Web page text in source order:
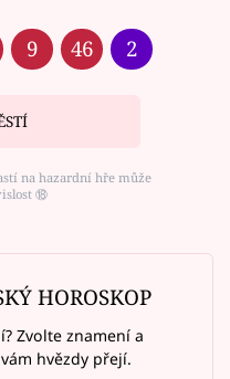
9 46 2
na hazardní hře může
⑱
HOROSKOP
Zvolte znamení a
hvězdy přejí.